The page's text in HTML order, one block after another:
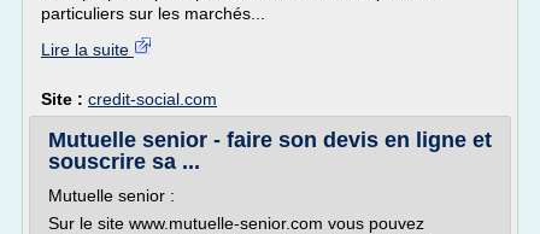
particuliers sur les marchés...
Lire la suite
Site : credit-social.com
Mutuelle senior - faire son devis en ligne et
souscrire sa ...
Mutuelle senior :
Sur le site www.mutuelle-senior.com vous pouvez